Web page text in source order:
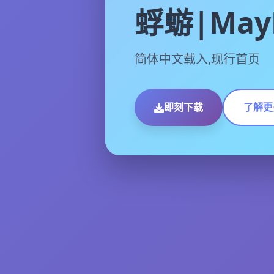
蜉蝣
简体中文载入,现行首页
即刻下载 了解